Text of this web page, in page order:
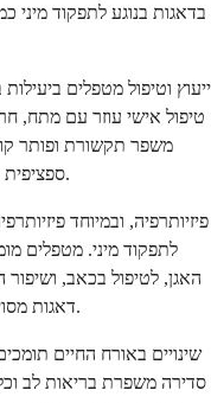
בדאגות בנוגע לתפקוד מיני
ייעוץ וטיפול מטפלים
טיפול אישי עוזר עם מתח,
משפר תקשורת ופותר
ספציפית בדאגות מיניות עם טכניקות ותרגילים מיוחדים.
פיזיותרפיה, ובמיוחד
לתפקוד מיני. מטפלים
האגן, לטיפול בכאב,
דאגות מסוימות בנוגע לעוררות, והתאוששות לאחר ניתוח.
שינויים באורח החיים
סדירה משפרת בריאות לב